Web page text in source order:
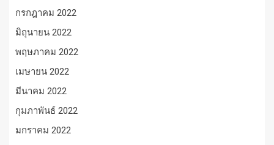
กรกฎาคม 2022
มิถุนายน 2022
พฤษภาคม 2022
เมษายน 2022
มีนาคม 2022
กุมภาพันธ์ 2022
มกราคม 2022